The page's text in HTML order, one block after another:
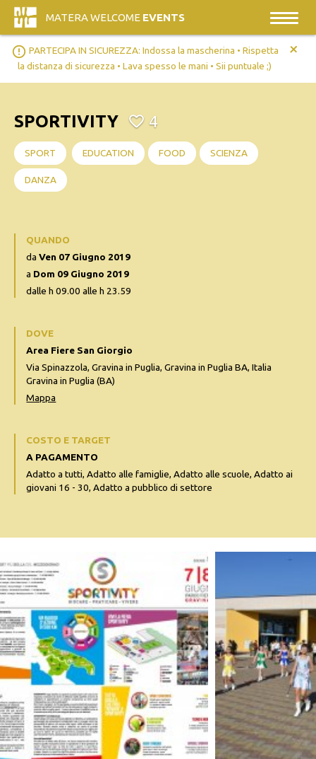
MATERA WELCOME EVENTS
error_outline PARTECIPA IN SICUREZZA: Indossa la mascherina • Rispetta
la distanza di sicurezza • Lava spesso le mani • Sii puntuale ;)
+
SPORTIVITY 4
SPORT EDUCATION FOOD SCIENZA
DANZA
QUANDO
daVen 07 Giugno 2019
a Dom 09 Giugno 2019
dalle h 09.00 alle h 23.59
DOVE
Area Fiere San Giorgio
Via Spinazzola, Gravina in Puglia, Gravina in Puglia BA, Italia
Gravina in Puglia (BA)
Mappa
COSTO E TARGET
A PAGAMENTO
Adatto a tutti, Adatto alle famiglie, Adatto alle scuole, Adatto ai
giovani 16 - 30, Adatto a pubblico di settore